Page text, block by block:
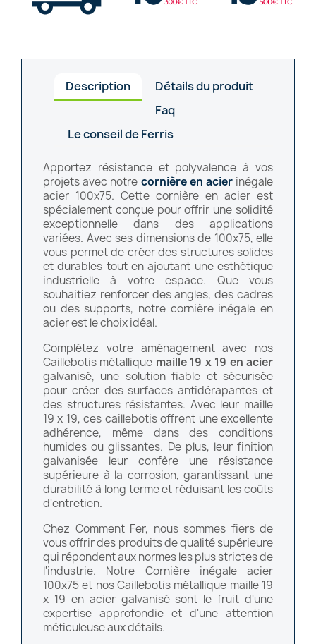
Description
Détails du produit
Faq
Le conseil de Ferris
Apportez résistance et polyvalence à vos
projets avec notre cornière en acierinégale
acier 100x75. Cette cornière en acier est
spécialement conçue pour offrir une solidité
exceptionnelle dans des applications
variées. Avec ses dimensions de 100x75, elle
vous permet de créer des structures solides
et durables tout en ajoutant une esthétique
industrielle à votre espace. Que vous
souhaitiez renforcer des angles, des cadres
ou des supports, notre cornière inégale en
acier est le choix idéal.
Complétez votre aménagement avec nos
Caillebotis métallique maille 19 x 19 en acier
galvanisé, une solution fiable et sécurisée
pour créer des surfaces antidérapantes et
des structures résistantes. Avec leur maille
19 x 19, ces caillebotis offrent une excellente
adhérence, même dans des conditions
humides ou glissantes. De plus, leur finition
galvanisée leur confère une résistance
supérieure à la corrosion, garantissant une
durabilité à long terme et réduisant les coûts
d'entretien.
Chez Comment Fer, nous sommes fiers de
vous offrir des produits de qualité supérieure
qui répondent aux normes les plus strictes de
l'industrie. Notre Cornière inégale acier
100x75 et nos Caillebotis métallique maille 19
x 19 en acier galvanisé sont le fruit d'une
expertise approfondie et d'une attention
méticuleuse aux détails.